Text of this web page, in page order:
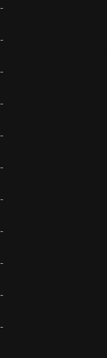
-
-
-
-
-
-
-
-
-
-
-